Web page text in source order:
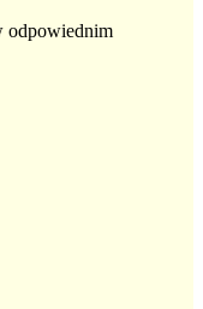
odpowiednim